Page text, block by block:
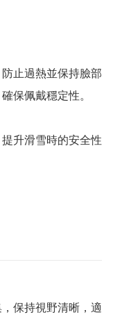
止過熱並保持臉部
保佩戴穩定性。
升滑雪時的安全性
保持視野清晰，適